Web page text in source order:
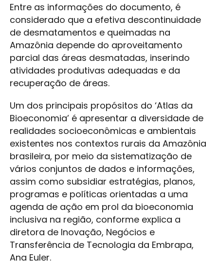
Entre as informações do documento, é
considerado que a efetiva descontinuidade
de desmatamentos e queimadas na
Amazônia depende do aproveitamento
parcial das áreas desmatadas, inserindo
atividades produtivas adequadas e da
recuperação de áreas.
Um dos principais propósitos do ‘Atlas da
Bioeconomia’ é apresentar a diversidade de
realidades socioeconômicas e ambientais
existentes nos contextos rurais da Amazônia
brasileira, por meio da sistematização de
vários conjuntos de dados e informações,
assim como subsidiar estratégias, planos,
programas e políticas orientadas a uma
agenda de ação em prol da bioeconomia
inclusiva na região, conforme explica a
diretora de Inovação, Negócios e
Transferência de Tecnologia da Embrapa,
Ana Euler.